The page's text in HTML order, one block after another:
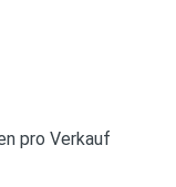
pro Verkauf